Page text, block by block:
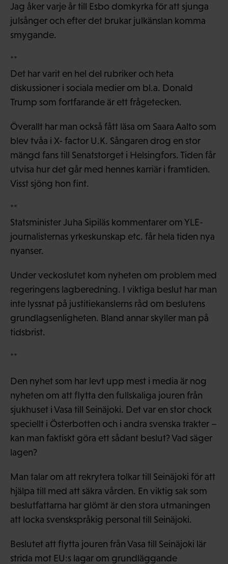
Jag åker varje år till Esbo domkyrka för att sjunga
julsånger och efter det brukar julkänslan komma
smygande.
**
Det har varit en hel del rubriker och heta
diskussioner i sociala medier om bl.a. Donald
Trump som fortfarande är ett frågetecken.
Överallt har man också fått läsa om Saara Aalto som
blev tvåa i X- factor U.K. Sångaren drog en stor
mängd fans till Senatstorget i Helsingfors. Tiden får
utvisa hur det går med hennes karriär i framtiden.
Visst sjöng hon fint.
**
Statsminister Juha Sipiläs kommentarer om YLE-
journalisternas yrkeskunskap etc. får hela tiden nya
nyanser.
Under veckoslutet kom nyheten om problem med
regeringens lagberedning. I viktiga beslut har man
inte lyssnat på justitiekanslerns råd om beslutens
grundlagsenligheten. Bland annar skyller man på
tidsbrist.
**
Den nyhet som har levt upp mest i media är nog
nyheten om att flytta den fullskaliga jouren från
sjukhuset i Vasa till Seinäjoki. Det var en stor chock
speciellt i Österbotten och i andra svenska trakter –
kan man faktiskt göra ett sådant beslut? Vad säger
lagen?
Man talar om att rekrytera tolkar till Seinäjoki för att
hjälpa till med att säkra vården. En viktig sak som
beslutfattarna har glömt är den stora utmaningen
att locka svenskspråkig personal till Seinäjoki.
Beslutet att flytta jouren från Vasa till Seinäjoki lär
strida mot EU:s lagar om grundläggande